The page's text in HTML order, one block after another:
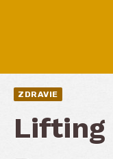
ZDRAVIE
Lifting